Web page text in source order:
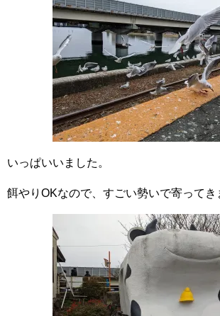
いっぱいいました。
餌やりOKなので、すごい勢いで寄ってき